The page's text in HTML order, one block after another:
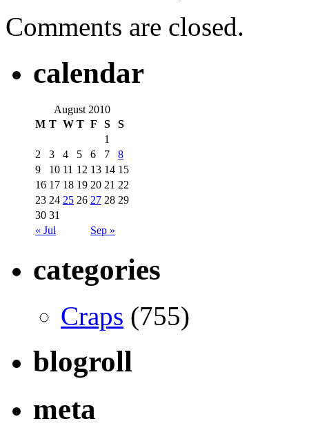
Comments are closed.
calendar
August 2010
M T W T F S S
« Jul Sep »
1
2
3 4 5 6 7
8
9
10 11 12 13 14 15
16 17 18 19 20 21 22
23 24 25 26 27 28 29
30 31
categories
Craps (755)
blogroll
meta